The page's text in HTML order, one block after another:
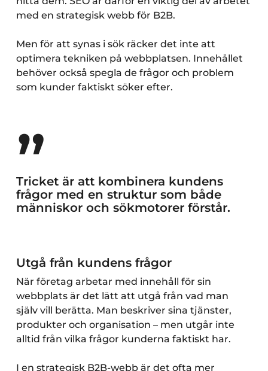
med en strategisk webb för B2B.
Men för att synas i sök räcker det inte att
optimera tekniken på webbplatsen. Innehållet
behöver också spegla de frågor och problem
som kunder faktiskt söker efter.
”
Tricket är att kombinera kundens
frågor med en struktur som både
människor och sökmotorer förstår.
Utgå från kundens frågor
När företag arbetar med innehåll för sin
webbplats är det lätt att utgå från vad man
själv vill berätta. Man beskriver sina tjänster,
produkter och organisation – men utgår inte
alltid från vilka frågor kunderna faktiskt har.
I en strategisk B2B-webb är det ofta mer